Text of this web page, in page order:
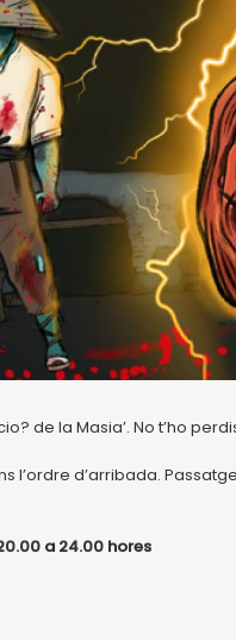
de la Masia’. No t’ho
l’ordre d’arribada.
a 24.00 hores